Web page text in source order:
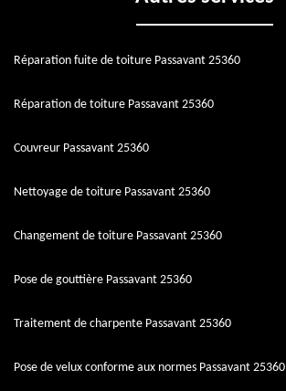
Réparation fuite de toiture Passavant 25360
Réparation de toiture Passavant 25360
Couvreur Passavant 25360
Nettoyage de toiture Passavant 25360
Changement de toiture Passavant 25360
Pose de gouttière Passavant 25360
Traitement de charpente Passavant 25360
Pose de velux conforme aux normes Passavant 25360